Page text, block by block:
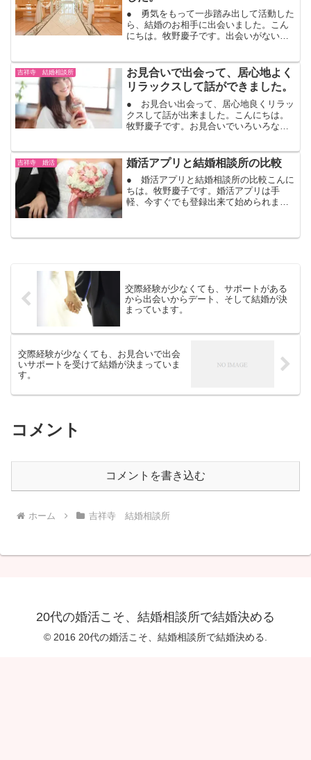
● 勇気をもって一歩踏み出して活動した
ら、結婚のお相手に出会いました。こん
にちは。牧野慶子です。出会いがないけ
今年はたくさん結婚式や結婚パーティの
予定が有りませんか...
吉祥寺 結婚相談所
お見合いで出会って、居心地よく
リラックスして話ができました。
● お見合い出会って、居心地良くリラッ
クスして話が出来ました。こんにちは。
牧野慶子です。お見合いでいろいろな方
ます。お見合いで出会って、初めてなの
に、「居心地良く感じて...
吉祥寺 婚活 婚活アプリと結婚相談所の比較
● 婚活アプリと結婚相談所の比較こんに
ちは。牧野慶子です。婚活アプリは手
軽、今すぐでも登録出来て始められま
によっても違います。調べて始めたいも
交際経験が少なくても、サポートがある
から出会いからデート、そして結婚が決
まっています。
交際経験が少なくても、お見合いで出会
いサポートを受けて結婚が決まっていま
す。
コメント
コメントを書き込む
ホーム 吉祥寺 結婚相談所
20代の婚活こそ、結婚相談所で結婚決める
© 2016 20代の婚活こそ、結婚相談所で結婚決める.